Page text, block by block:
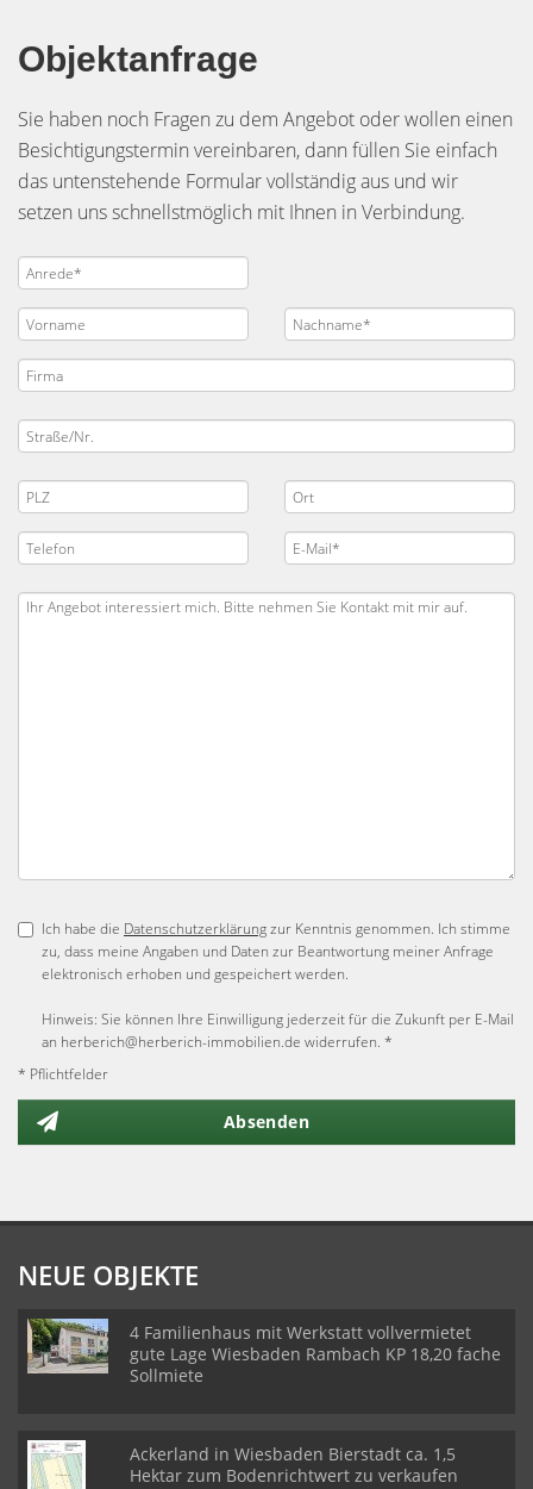
Objektanfrage
Sie haben noch Fragen zu dem Angebot oder wollen einen
Besichtigungstermin vereinbaren, dann füllen Sie einfach
das untenstehende Formular vollständig aus und wir
setzen uns schnellstmöglich mit Ihnen in Verbindung.
Ich habe die Datenschutzerklärungzur Kenntnis genommen. Ich stimme
zu, dass meine Angaben und Daten zur Beantwortung meiner Anfrage
elektronisch erhoben und gespeichert werden.
Hinweis: Sie können Ihre Einwilligung jederzeit für die Zukunft per E-Mail
an herberich@herberich-immobilien.de widerrufen. *
* Pflichtfelder
Absenden
NEUE OBJEKTE
4 Familienhaus mit Werkstatt vollvermietet
gute Lage Wiesbaden Rambach KP 18,20 fache
Sollmiete
Ackerland in Wiesbaden Bierstadt ca. 1,5
Hektar zum Bodenrichtwert zu verkaufen